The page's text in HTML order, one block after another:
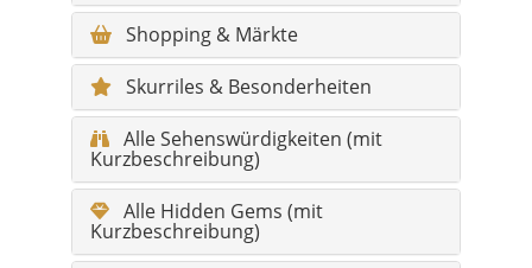
Alle Sehenswürdigkeiten (mit
Kurzbeschreibung)
Alle Hidden Gems (mit
Kurzbeschreibung)
FAQ – Häufige Fragen zu Söğütlü
Hauptorte mit Kurzbeschreibung